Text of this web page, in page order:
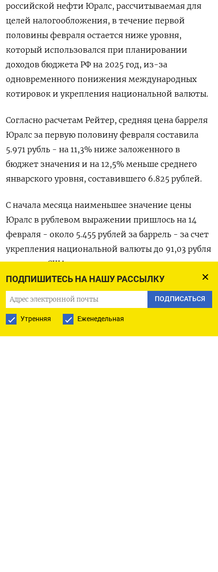
ПОДПИШИТЕСЬ НА НАШУ РАССЫЛКУ
ПОДПИСАТЬСЯ
Утренняя Еженедельная
российской нефти Юралс, рассчитываемая для
целей налогообложения, в течение первой
половины февраля остается ниже уровня,
который использовался при планировании
доходов бюджета РФ на 2025 год, из-за
одновременного понижения международных
котировок и укрепления национальной валюты.
Согласно расчетам Рейтер, средняя цена барреля
Юралс за первую половину февраля составила
5.971 рубль - на 11,3% ниже заложенного в
бюджет значения и на 12,5% меньше среднего
январского уровня, составившего 6.825 рублей.
С начала месяца наименьшее значение цены
Юралс в рублевом выражении пришлось на 14
февраля - около 5.455 рублей за баррель - за счет
укрепления национальной валюты до 91,03 рубля
за доллар США.
Расчетная цена Юралс для бюджетного
ориентира на этот год составляет 6.726 рублей за
баррель (средняя цена Юралс - $69,7 за баррель,